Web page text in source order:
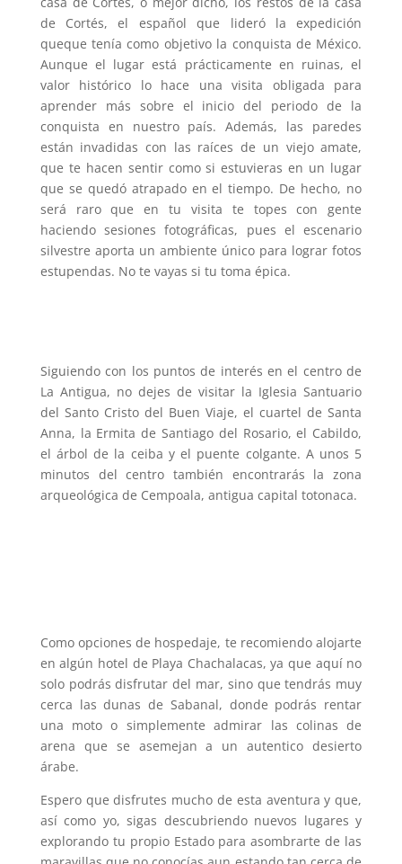
de Cortés, el español que lideró la expedición
queque tenía como objetivo la conquista de México.
Aunque el lugar está prácticamente en ruinas, el
valor histórico lo hace una visita obligada para
aprender más sobre el inicio del periodo de la
conquista en nuestro país. Además, las paredes
están invadidas con las raíces de un viejo amate,
que te hacen sentir como si estuvieras en un lugar
que se quedó atrapado en el tiempo. De hecho, no
será raro que en tu visita te topes con gente
haciendo sesiones fotográficas, pues el escenario
silvestre aporta un ambiente único para lograr fotos
estupendas. No te vayas si tu toma épica.
Siguiendo con los puntos de interés en el centro de
La Antigua, no dejes de visitar la Iglesia Santuario
del Santo Cristo del Buen Viaje, el cuartel de Santa
Anna, la Ermita de Santiago del Rosario, el Cabildo,
el árbol de la ceiba y el puente colgante. A unos 5
minutos del centro también encontrarás la zona
arqueológica de Cempoala, antigua capital totonaca.
Como opciones de hospedaje, te recomiendo alojarte
en algún hotel de Playa Chachalacas, ya que aquí no
solo podrás disfrutar del mar, sino que tendrás muy
cerca las dunas de Sabanal, donde podrás rentar
una moto o simplemente admirar las colinas de
arena que se asemejan a un autentico desierto
árabe.
Espero que disfrutes mucho de esta aventura y que,
así como yo, sigas descubriendo nuevos lugares y
explorando tu propio Estado para asombrarte de las